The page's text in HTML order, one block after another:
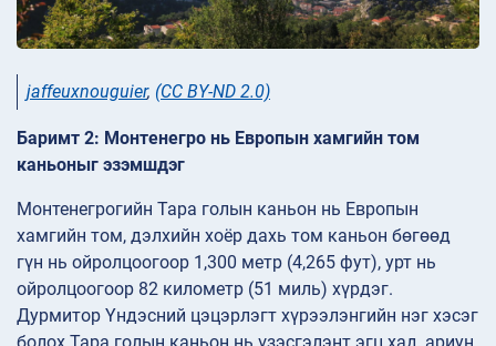
jaffeuxnouguier, (CC BY-ND 2.0)
Баримт 2: Монтенегро нь Европын хамгийн том
каньоныг эзэмшдэг
Монтенегрогийн Тара голын каньон нь Европын
хамгийн том, дэлхийн хоёр дахь том каньон бөгөөд
гүн нь ойролцоогоор 1,300 метр (4,265 фут), урт нь
ойролцоогоор 82 километр (51 миль) хүрдэг.
Дурмитор Үндэсний цэцэрлэгт хүрээлэнгийн нэг хэсэг